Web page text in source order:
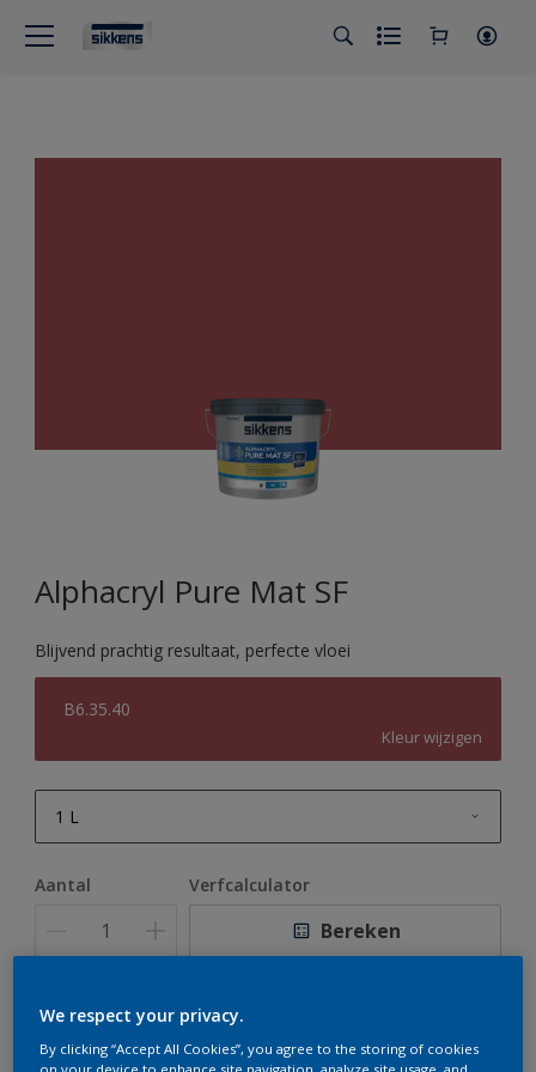
Alphacryl Pure Mat SF
Blijvend prachtig resultaat, perfecte vloei
B6.35.40
Kleur wijzigen
1 L
Aantal Verfcalculator
Bereken
Op dit moment is het niet mogelijk dit product online
te bestellen. Houd de website in de gaten, we werken
We respect your privacy.
By clicking “Accept All Cookies”, you agree to the storing of cookies
on your device to enhance site navigation, analyze site usage, and